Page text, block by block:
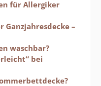
für Allergiker
Ganzjahresdecke –
waschbar?
bei